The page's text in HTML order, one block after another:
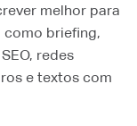
melhor para
como briefing,
redes
e textos com